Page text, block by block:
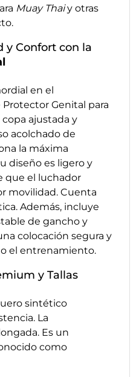
Muay Thaiy otras
y Confort con la
en el
Genital para
ajustada y
acolchado de
la máxima
diseño es ligero y
que el luchador
movilidad. Cuenta
Además, incluye
de gancho y
colocación segura y
el entrenamiento.
y Tallas
sintético
La
Es un
como